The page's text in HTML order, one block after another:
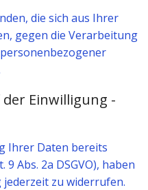
die sich aus Ihrer
gegen die Verarbeitung
Einwilligung -
Ihrer Daten bereits
Abs. 2a DSGVO), haben
jederzeit zu widerrufen.